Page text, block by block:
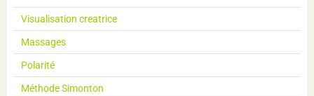
Visualisation creatrice
Massages
Polarité
Méthode Simonton